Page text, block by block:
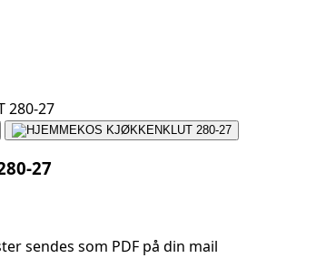
27
sendes som PDF på din mail